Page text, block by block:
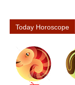
Today Horoscope